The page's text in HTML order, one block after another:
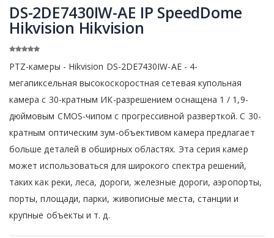
DS-2DE7430IW-AE IP SpeedDome
Hikvision Hikvision
PTZ-камеры - Hikvision DS-2DE7430IW-AE - 4-
мегапиксельная высокоскоростная сетевая купольная
камера с 30-кратным ИК-разрешением оснащена 1 / 1,9-
дюймовым CMOS-чипом с прогрессивной разверткой. С 30-
кратным оптическим зум-объективом камера предлагает
больше деталей в обширных областях. Эта серия камер
может использоваться для широкого спектра решений,
таких как реки, леса, дороги, железные дороги, аэропорты,
порты, площади, парки, живописные места, станции и
крупные объекты и т. д.